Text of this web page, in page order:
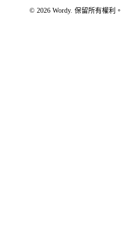
© 2026 Wordy. 保留所有權利。